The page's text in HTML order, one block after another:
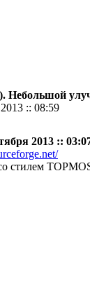
Небольшой
:: 08:59
2013 ::
стилем